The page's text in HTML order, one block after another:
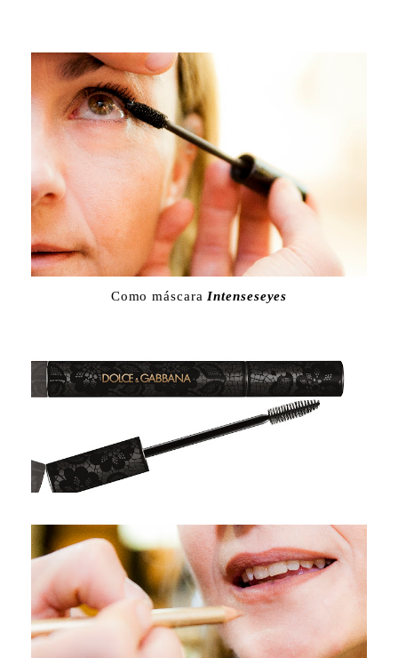
Como máscara Intenseseyes